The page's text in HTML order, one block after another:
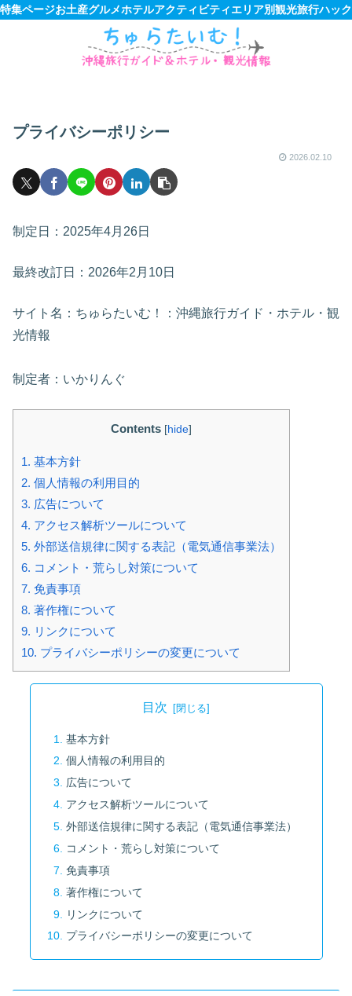
特集ページお土産グルメホテルアクティビティエリア別観光旅行ハック
プライバシーポリシー
2026.02.10
制定日：2025年4月26日
最終改訂日：2026年2月10日
サイト名：ちゅらたいむ！：沖縄旅行ガイド・ホテル・観
光情報
制定者：いかりんぐ
Contents [hide]
1. 基本方針
2. 個人情報の利用目的
3. 広告について
4. アクセス解析ツールについて
5. 外部送信規律に関する表記（電気通信事業法）
6. コメント・荒らし対策について
7. 免責事項
8. 著作権について
9. リンクについて
10. プライバシーポリシーの変更について
目次
基本方針
個人情報の利用目的
広告について
アクセス解析ツールについて
外部送信規律に関する表記（電気通信事業法）
コメント・荒らし対策について
免責事項
著作権について
リンクについて
プライバシーポリシーの変更について